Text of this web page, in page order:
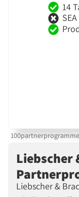
14
Liebscher
Liebscher &